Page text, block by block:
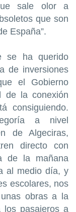
sale olor a
que son
España”.
se ha querido
de inversiones
el Gobierno
de la conexión
consiguiendo.
a nivel
de Algeciras,
directo con
de la mañana
al medio día, y
escolares, nos
obras a la
los pasajeros a